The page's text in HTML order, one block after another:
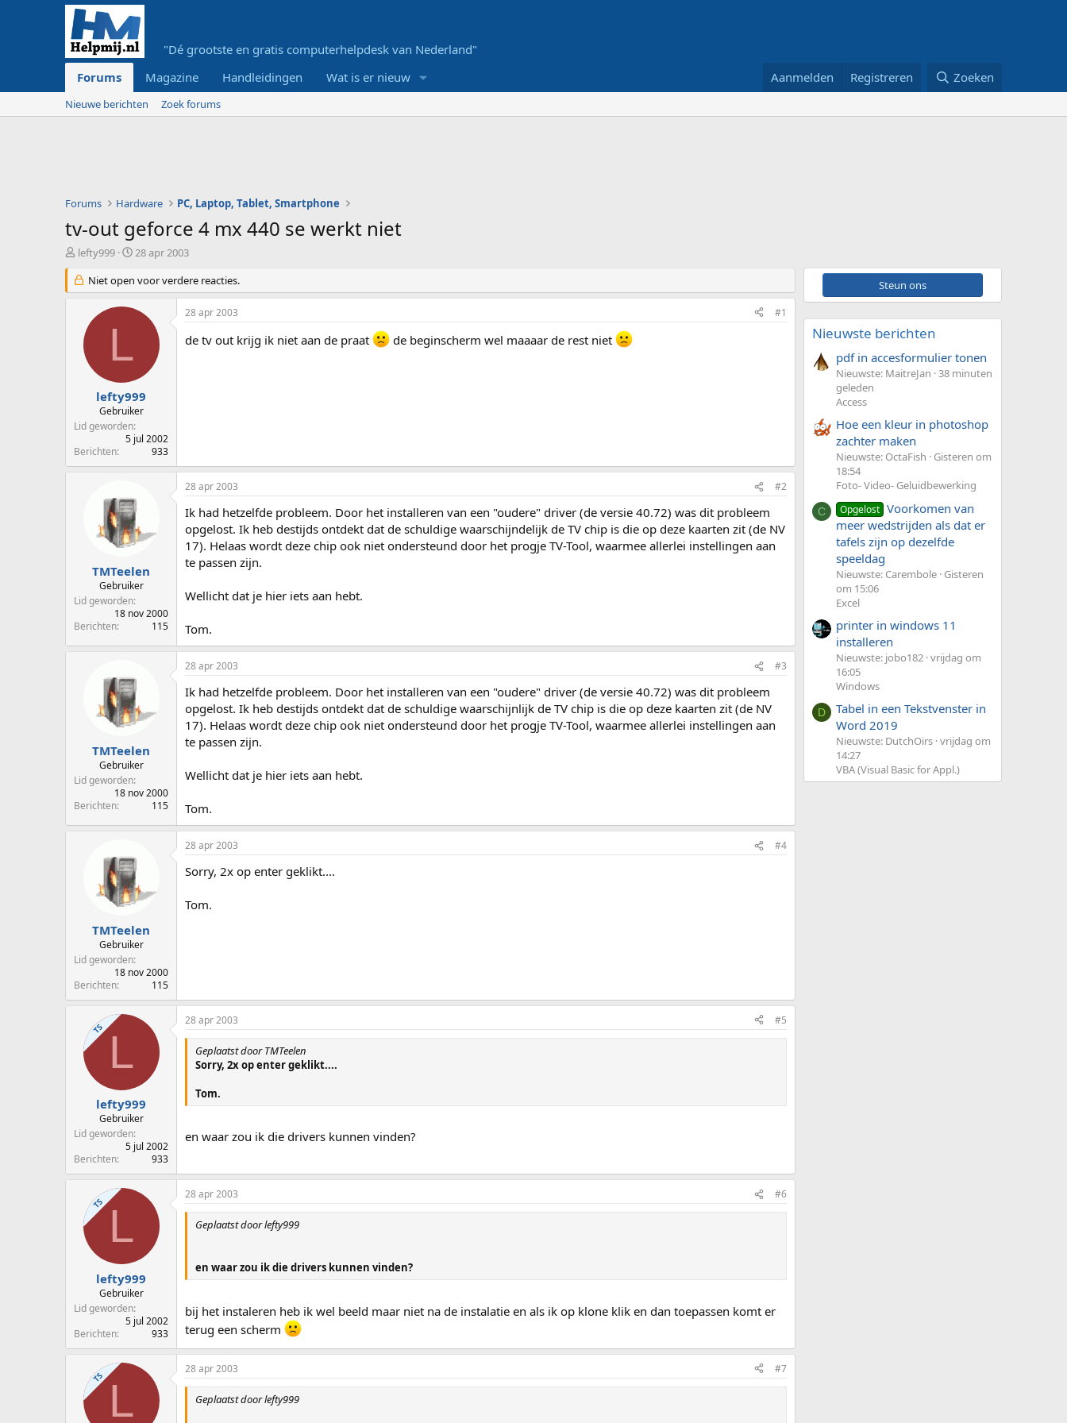
"Dé grootste en gratis computerhelpdesk van Nederland"
Forums
Magazine Handleidingen Wat is er nieuw Aanmelden Registreren Zoeken
Nieuwe berichten Zoek forums
Forums Hardware PC, Laptop, Tablet, Smartphone
tv-out geforce 4 mx 440 se werkt niet
O
d
e
r
e
r
lefty999
S
a
r
t
m
28 apr 2003
Niet open voor verdere reacties.
L
lefty999
Gebruiker
Lid geworden
5 jul 2002
Berichten
933
28 apr 2003 #1
de tv out krijg ik niet aan de praat de beginscherm wel maaaar de rest niet
TMTeelen
Gebruiker
Lid geworden
18 nov 2000
Berichten
115
28 apr 2003 #2
Ik had hetzelfde probleem. Door het installeren van een "oudere" driver (de versie 40.72) was dit probleem
opgelost. Ik heb destijds ontdekt dat de schuldige waarschijndelijk de TV chip is die op deze kaarten zit (de NV
17). Helaas wordt deze chip ook niet ondersteund door het progje TV-Tool, waarmee allerlei instellingen aan
te passen zijn.
Wellicht dat je hier iets aan hebt.
Tom.
TMTeelen
Gebruiker
Lid geworden
18 nov 2000
Berichten
115
28 apr 2003 #3
Ik had hetzelfde probleem. Door het installeren van een "oudere" driver (de versie 40.72) was dit probleem
opgelost. Ik heb destijds ontdekt dat de schuldige waarschijnlijk de TV chip is die op deze kaarten zit (de NV
17). Helaas wordt deze chip ook niet ondersteund door het progje TV-Tool, waarmee allerlei instellingen aan
te passen zijn.
Wellicht dat je hier iets aan hebt.
Tom.
TMTeelen
Gebruiker
Lid geworden
18 nov 2000
Berichten
115
28 apr 2003 #4
Sorry, 2x op enter geklikt....
Tom.
TS L
lefty999
Gebruiker
Lid geworden
5 jul 2002
Berichten
933
28 apr 2003 #5
Geplaatst door TMTeelen
Sorry, 2x op enter geklikt....
Tom.
en waar zou ik die drivers kunnen vinden?
TS L
lefty999
Gebruiker
Lid geworden
5 jul 2002
Berichten
933
28 apr 2003 #6
Geplaatst door lefty999
en waar zou ik die drivers kunnen vinden?
bij het instaleren heb ik wel beeld maar niet na de instalatie en als ik op klone klik en dan toepassen komt er
terug een scherm
TS L
28 apr 2003 #7
Geplaatst door lefty999
Steun ons
Nieuwste berichten
pdf in accesformulier tonen
Nieuwste: MaitreJan 38 minuten
geleden
Access
Hoe een kleur in photoshop
zachter maken
Nieuwste: OctaFish
Gisteren om
18:54
Foto- Video- Geluidbewerking
C Opgelost Voorkomen van
meer wedstrijden als dat er
tafels zijn op dezelfde
speeldag
Nieuwste: Carembole Gisteren
om 15:06
Excel
printer in windows 11
installeren
Nieuwste: jobo182 vrijdag om
16:05
Windows
D
Tabel in een Tekstvenster in
Word 2019
Nieuwste: DutchOirs vrijdag om
14:27
VBA (Visual Basic for Appl.)